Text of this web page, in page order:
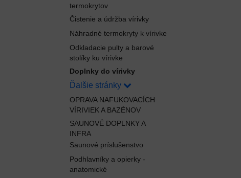
termokrytov
Čistenie a údržba vírivky
Náhradné termokryty k vírivke
Odkladacie pulty a barové
stolíky ku vírivke
Doplnky do vírivky
Ďalšie stránky
OPRAVA NAFUKOVACÍCH
VÍRIVIEK A BAZÉNOV
SAUNOVÉ DOPLNKY A
INFRA
Saunové príslušenstvo
Podhlavníky a opierky -
anatomické